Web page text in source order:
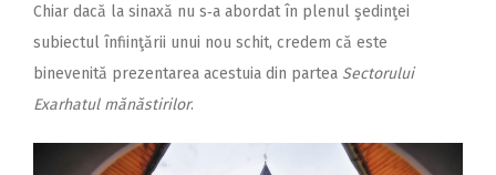
Chiar dacă la sinaxă nu s‑a abordat în plenul şedinţei
subiectul înfiinţării unui nou schit, credem că este
binevenită prezentarea acestuia din partea Sectorului
Exarhatul mănăstirilor.